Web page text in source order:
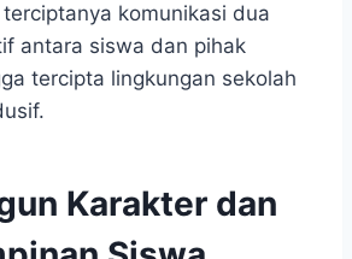
komunikasi dua
antara siswa dan pihak
tercipta lingkungan sekolah
Karakter dan